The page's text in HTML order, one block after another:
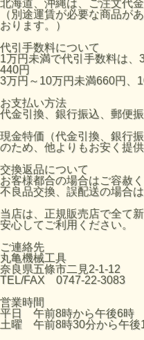
北海道、沖縄は、ご注文代
（別途運賃が必要な商品が
おります。）
代引手数料について
1万円未満で代引手数料は
440円
3万円～10万円未満660円、
お支払い方法
代金引換、銀行振込、郵便
現金特価（代金引換、銀行振
のため、他よりもお安く提供
交換返品について
お客様都合の場合はご容赦く
不良品交換、誤配送の場合は
当店は、正規販売店で全て
安心してご利用ください。
ご連絡先
丸亀機械工具
奈良県五條市二見2-1-12
TEL/FAX 0747-22-3083
営業時間
平日 午前8時から午後6時
土曜 午前8時30分から午後1